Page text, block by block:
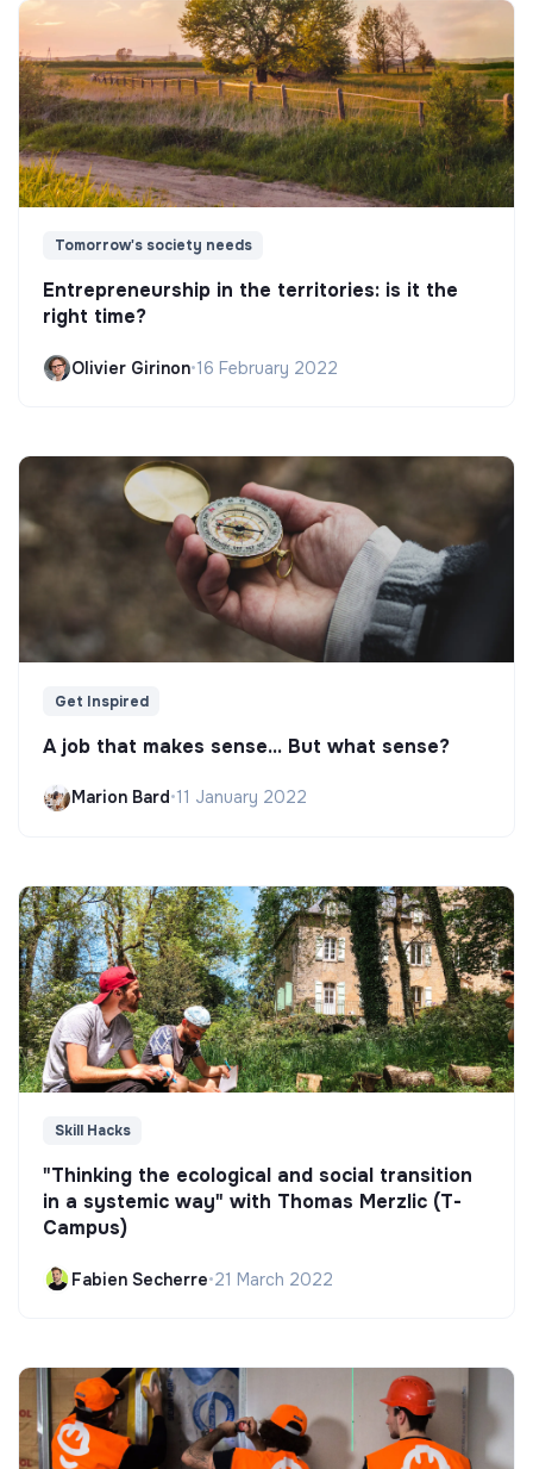
Tomorrow's society needs
Entrepreneurship in the territories: is it the
right time?
Olivier Girinon•16 February 2022
Get Inspired
A job that makes sense... But what sense?
Marion Bard•11 January 2022
Skill Hacks
"Thinking the ecological and social transition
in a systemic way" with Thomas Merzlic (T-
Campus)
Fabien Secherre•21 March 2022